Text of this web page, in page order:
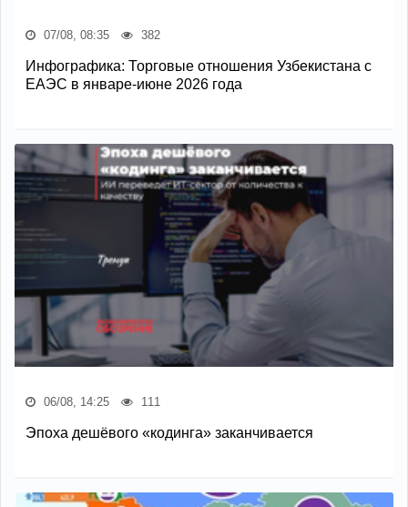
07/08, 08:35 382
Инфографика: Торговые отношения Узбекистана с
ЕАЭС в январе-июне 2026 года
06/08, 14:25 111
Эпоха дешёвого «кодинга» заканчивается